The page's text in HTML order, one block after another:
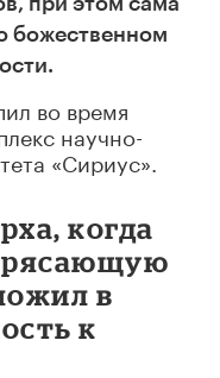
божественном
во время
научно-
«Сириус».
когда
в
к